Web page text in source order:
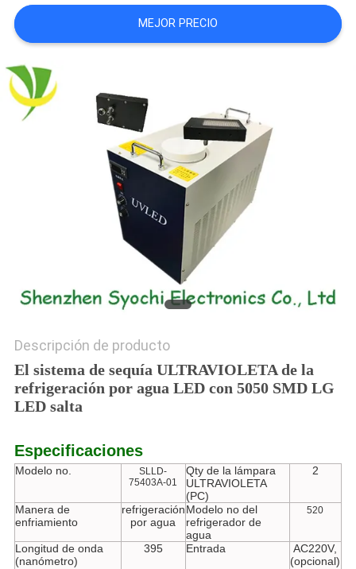
PIDA
UNA
CITA
MAPA
MEJOR PRECIO
Descripción de producto
El sistema de sequía ULTRAVIOLETA de la
refrigeración por agua LED con 5050 SMD LG
LED salta
Especificaciones
Modelo no.
SLLD-
75403A-01
Qty de la lámpara
ULTRAVIOLETA
(PC)
2
Manera de
enfriamiento
refrigeración
por agua
Modelo no del
refrigerador de
agua
520
Longitud de onda
(nanómetro)
395 Entrada
AC220V,
(opcional)